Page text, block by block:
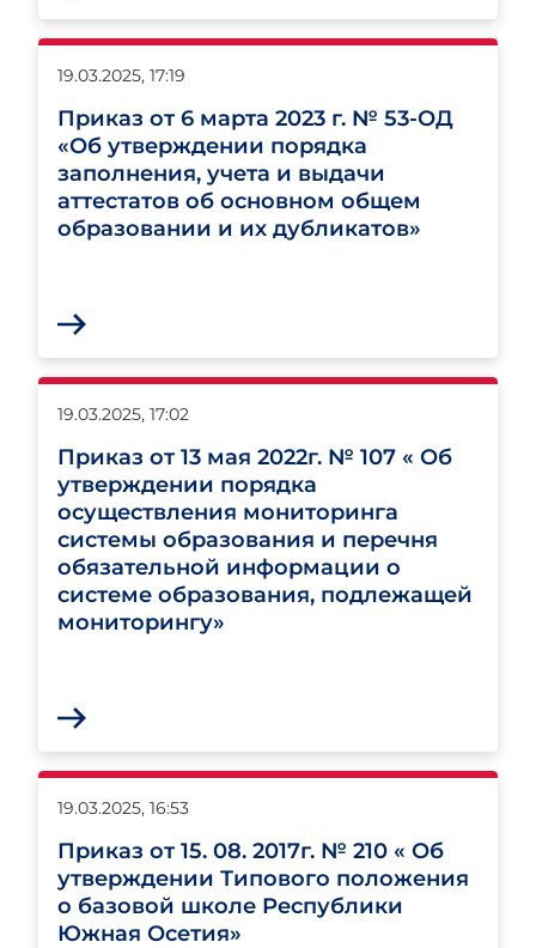
Приказ от 6 марта 2023 г. № 53-ОД
«Об утверждении порядка
заполнения, учета и выдачи
аттестатов об основном общем
образовании и их дубликатов»
19.03.2025, 17:19
Приказ от 13 мая 2022г. № 107 « Об
утверждении порядка
осуществления мониторинга
системы образования и перечня
обязательной информации о
системе образования, подлежащей
мониторингу»
19.03.2025, 17:02
Приказ от 15. 08. 2017г. № 210 « Об
утверждении Типового положения
о базовой школе Республики
Южная Осетия»
19.03.2025, 16:53